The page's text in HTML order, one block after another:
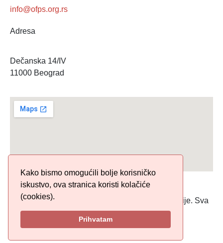
Kako bismo omogućili bolje korisničko
iskustvo, ova stranica koristi kolačiće
(cookies).
Prihvatam
info@ofps.org.rs
Adresa
Dečanska 14/IV
11000 Beograd
© 2019 Organizacija proizvođača fonograma Srbije. Sva
prava zadržana.
| Politika Kolacica